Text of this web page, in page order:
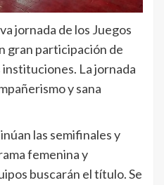
jornada de los Juegos
gran participación de
La jornada
y sana
las semifinales y
femenina y
buscarán el título. Se